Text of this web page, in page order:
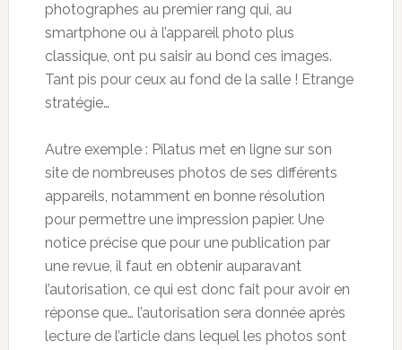
photographes au premier rang qui, au
smartphone ou à l’appareil photo plus
classique, ont pu saisir au bond ces images.
Tant pis pour ceux au fond de la salle ! Etrange
stratégie…
Autre exemple : Pilatus met en ligne sur son
site de nombreuses photos de ses différents
appareils, notamment en bonne résolution
pour permettre une impression papier. Une
notice précise que pour une publication par
une revue, il faut en obtenir auparavant
l’autorisation, ce qui est donc fait pour avoir en
réponse que… l’autorisation sera donnée après
lecture de l’article dans lequel les photos sont